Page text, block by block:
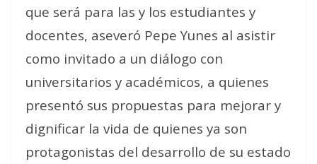
que será para las y los estudiantes y
docentes, aseveró Pepe Yunes al asistir
como invitado a un diálogo con
universitarios y académicos, a quienes
presentó sus propuestas para mejorar y
dignificar la vida de quienes ya son
protagonistas del desarrollo de su estado